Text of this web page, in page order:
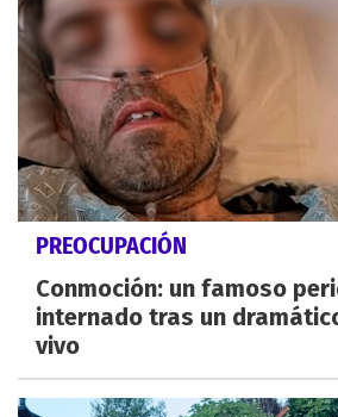
PREOCUPACIÓN
Conmoción: un famoso
internado tras un
vivo